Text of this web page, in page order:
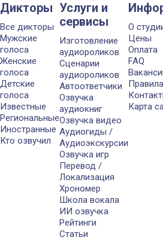
Дикторы
Все дикторы
Мужские
голоса
Женские
голоса
Детские
голоса
Известные
Региональные
Иностранные
Кто озвучил
Услуги и
сервисы
Изготовление
аудиороликов
Сценарии
аудиороликов
Автоответчики
Озвучка
аудиокниг
Озвучка видео
Аудиогиды /
Аудиоэкскурсии
Озвучка игр
Перевод /
Локализация
Хрономер
Школа вокала
ИИ озвучка
Рейтинги
Статьи
О
Цены
Оплата
FAQ
Карта